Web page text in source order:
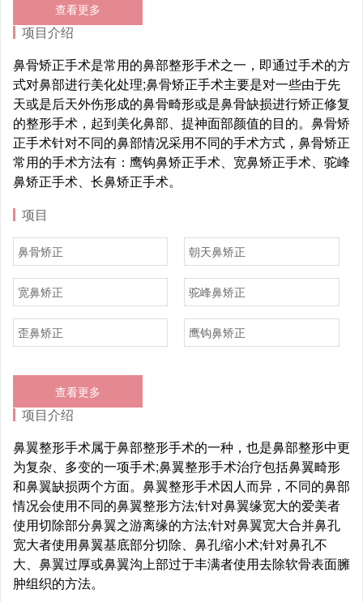
查看更多
项目介绍
鼻骨矫正手术是常用的鼻部整形手术之一，即通过手术的方
式对鼻部进行美化处理;鼻骨矫正手术主要是对一些由于先
天或是后天外伤形成的鼻骨畸形或是鼻骨缺损进行矫正修复
的整形手术，起到美化鼻部、提神面部颜值的目的。鼻骨矫
正手术针对不同的鼻部情况采用不同的手术方式，鼻骨矫正
常用的手术方法有：鹰钩鼻矫正手术、宽鼻矫正手术、驼峰
鼻矫正手术、长鼻矫正手术。
项目
鼻骨矫正 朝天鼻矫正
宽鼻矫正 驼峰鼻矫正
歪鼻矫正 鹰钩鼻矫正
查看更多
项目介绍
鼻翼整形手术属于鼻部整形手术的一种，也是鼻部整形中更
为复杂、多变的一项手术;鼻翼整形手术治疗包括鼻翼畸形
和鼻翼缺损两个方面。鼻翼整形手术因人而异，不同的鼻部
情况会使用不同的鼻翼整形方法;针对鼻翼缘宽大的爱美者
使用切除部分鼻翼之游离缘的方法;针对鼻翼宽大合并鼻孔
宽大者使用鼻翼基底部分切除、鼻孔缩小术;针对鼻孔不
大、鼻翼过厚或鼻翼沟上部过于丰满者使用去除软骨表面臃
肿组织的方法。